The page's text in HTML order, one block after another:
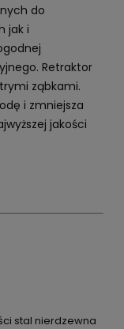
do
jak i
Retraktor
ząbkami.
i zmniejsza
jakości
stal nierdzewna